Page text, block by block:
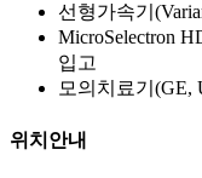
선형가속기
MicroSelectron
입고
모의치료기(GE,
위치안내